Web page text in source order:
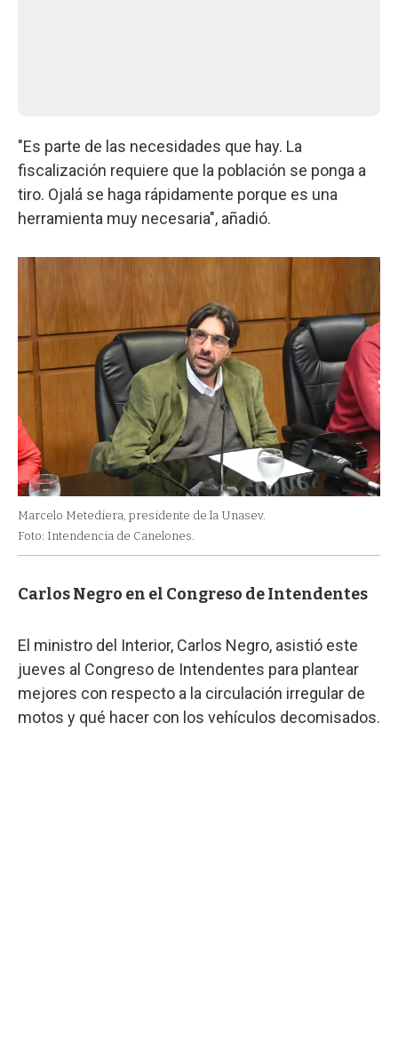
"Es parte de las necesidades que hay. La
fiscalización requiere que la población se ponga a
tiro. Ojalá se haga rápidamente porque es una
herramienta muy necesaria", añadió.
Marcelo Metediera, presidente de la Unasev.
Foto: Intendencia de Canelones.
Carlos Negro en el Congreso de Intendentes
El ministro del Interior, Carlos Negro, asistió este
jueves al Congreso de Intendentes para plantear
mejores con respecto a la circulación irregular de
motos y qué hacer con los vehículos decomisados.